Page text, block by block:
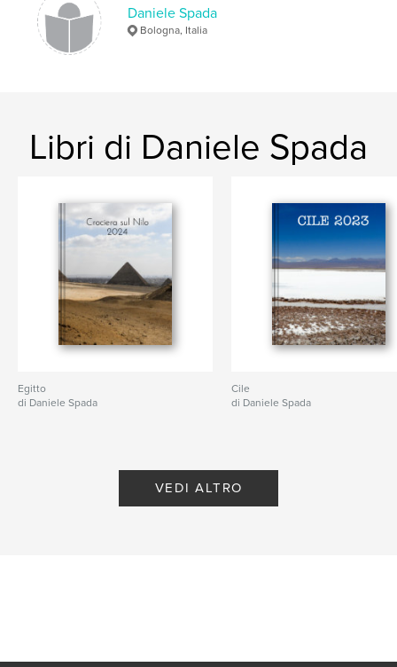
Daniele Spada
Bologna, Italia
Libri di Daniele Spada
Egitto
di Daniele Spada
Cile
di Daniele Spada
VEDI ALTRO